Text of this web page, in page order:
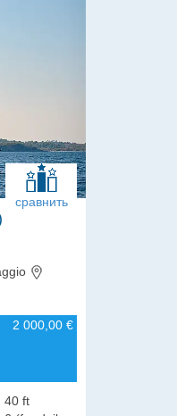
сравнить
2 000,00 €
40 ft